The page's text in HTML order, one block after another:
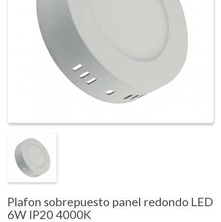
Plafon sobrepuesto panel redondo LED
6W IP20 4000K